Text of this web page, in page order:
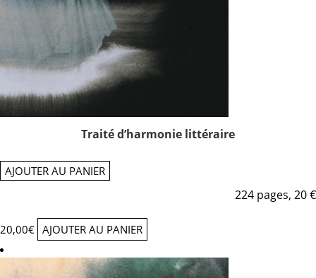
Traité d’harmonie littéraire
AJOUTER AU PANIER
224 pages, 20 €
20,00€ AJOUTER AU PANIER